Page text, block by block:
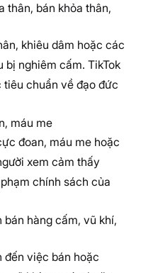
thân, bán khỏa thân,
khiêu dâm hoặc các
bị nghiêm cấm. TikTok
chuẩn về đạo đức
máu me
đoan, máu me hoặc
xem cảm thấy
chính sách của
hàng cấm, vũ khí,
đến việc bán hoặc